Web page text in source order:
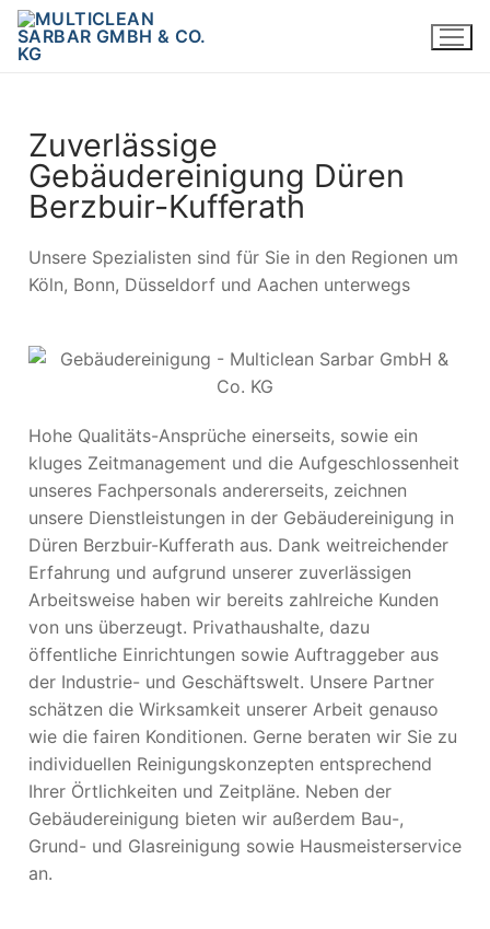
Zuverlässige
Gebäudereinigung Düren
Berzbuir-Kufferath
Unsere Spezialisten sind für Sie in den Regionen um
Köln, Bonn, Düsseldorf und Aachen unterwegs
Hohe Qualitäts-Ansprüche einerseits, sowie ein
kluges Zeitmanagement und die Aufgeschlossenheit
unseres Fachpersonals andererseits, zeichnen
unsere Dienstleistungen in der Gebäudereinigung in
Düren Berzbuir-Kufferath aus. Dank weitreichender
Erfahrung und aufgrund unserer zuverlässigen
Arbeitsweise haben wir bereits zahlreiche Kunden
von uns überzeugt. Privathaushalte, dazu
öffentliche Einrichtungen sowie Auftraggeber aus
der Industrie- und Geschäftswelt. Unsere Partner
schätzen die Wirksamkeit unserer Arbeit genauso
wie die fairen Konditionen. Gerne beraten wir Sie zu
individuellen Reinigungskonzepten entsprechend
Ihrer Örtlichkeiten und Zeitpläne. Neben der
Gebäudereinigung bieten wir außerdem Bau-,
Grund- und Glasreinigung sowie Hausmeisterservice
an.